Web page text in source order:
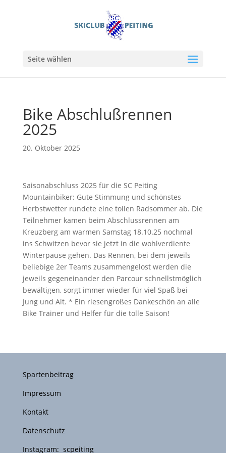
Seite wählen
Bike Abschlußrennen
2025
20. Oktober 2025
Saisonabschluss 2025 für die SC Peiting
Mountainbiker: Gute Stimmung und schönstes
Herbstwetter rundete eine tollen Radsommer ab. Die
Teilnehmer kamen beim Abschlussrennen am
Kreuzberg am warmen Samstag 18.10.25 nochmal
ins Schwitzen bevor sie jetzt in die wohlverdiente
Winterpause gehen. Das Rennen, bei dem jeweils
beliebige 2er Teams zusammengelost werden die
jeweils gegeneinander den Parcour schnellstmöglich
bewältigen, sorgt immer wieder für viel Spaß bei
Jung und Alt. * Ein riesengroßes Dankeschön an alle
Bike Trainer und Helfer für die tolle Saison!
Spartenbeitrag
Impressum
Kontakt
Datenschutz
Instagram: scpeiting